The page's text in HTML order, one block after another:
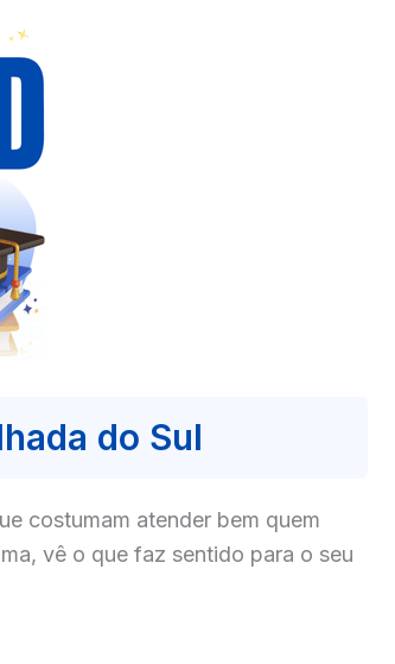
do Sul
costumam atender bem quem
vê o que faz sentido para o seu